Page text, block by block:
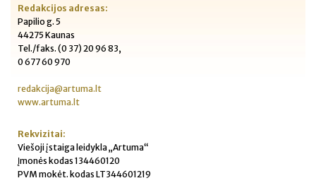
Redakcijos adresas:
Papilio g. 5
44275 Kaunas
Tel./faks. (0 37) 20 96 83,
0 677 60 970
redakcija@artuma.lt
www.artuma.lt
Rekvizitai:
Viešoji įstaiga leidykla „Artuma“
Įmonės kodas 134460120
PVM mokėt. kodas LT344601219